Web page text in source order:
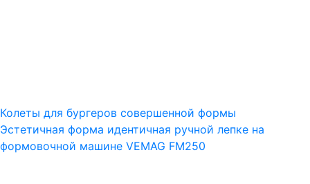
Колеты для бургеров совершенной формы
Эстетичная форма идентичная ручной лепке на
формовочной машине VEMAG FM250